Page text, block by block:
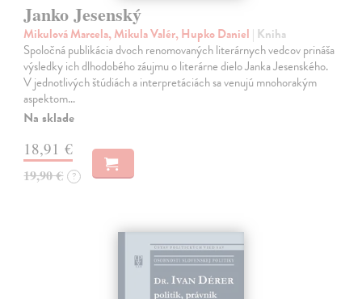
Janko Jesenský
Mikulová Marcela, Mikula Valér, Hupko Daniel | Kniha
Spoločná publikácia dvoch renomovaných literárnych vedcov prináša
výsledky ich dlhodobého záujmu o literárne dielo Janka Jesenského.
V jednotlivých štúdiách a interpretáciách sa venujú mnohorakým
aspektom…
Na sklade
18,91 €
19,90 € ?